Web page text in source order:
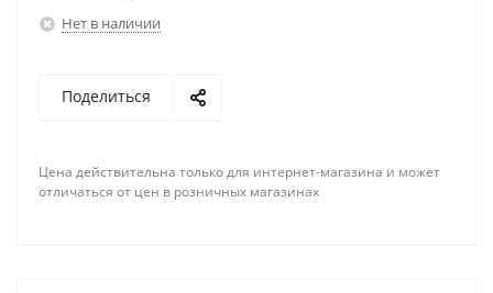
Нет в наличии
Поделиться
Цена действительна только для интернет-магазина и может
отличаться от цен в розничных магазинах